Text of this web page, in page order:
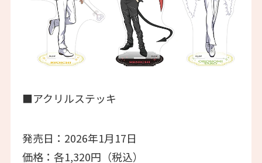
■アクリルステッキ
発売日：2026年1月17日
価格：各1,320円（税込）